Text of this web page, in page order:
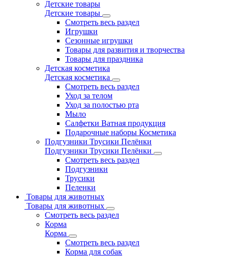
Детские товары
Детские товары
Смотреть весь раздел
Игрушки
Сезонные игрушки
Товары для развития и творчества
Товары для праздника
Детская косметика
Детская косметика
Смотреть весь раздел
Уход за телом
Уход за полостью рта
Мыло
Салфетки Ватная продукция
Подарочные наборы Косметика
Подгузники Трусики Пелёнки
Подгузники Трусики Пелёнки
Смотреть весь раздел
Подгузники
Трусики
Пеленки
Товары для животных
Товары для животных
Смотреть весь раздел
Корма
Корма
Смотреть весь раздел
Корма для собак